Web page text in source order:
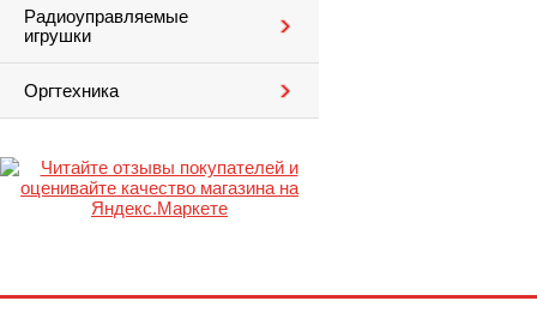
Радиоуправляемые
игрушки
Оргтехника